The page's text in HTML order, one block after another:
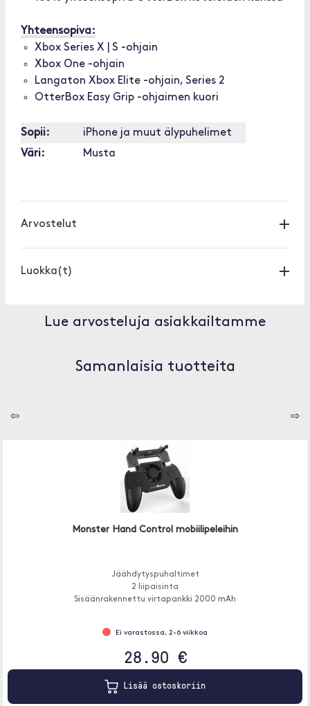
Yhteensopiva:
Xbox Series X | S -ohjain
Xbox One -ohjain
Langaton Xbox Elite -ohjain, Series 2
OtterBox Easy Grip -ohjaimen kuori
Sopii:
iPhone ja muut älypuhelimet
Väri:
Musta
Arvostelut
Luokka(t)
Lue arvosteluja asiakkailtamme
Samanlaisia tuotteita
⇦ ⇨
Monster Hand Control mobiilipeleihin
Jäähdytyspuhaltimet
2 liipaisinta
Sisäänrakennettu virtapankki 2000 mAh
Ei varastossa, 2-6 viikkoa
28.90 €
Lisää ostoskoriin